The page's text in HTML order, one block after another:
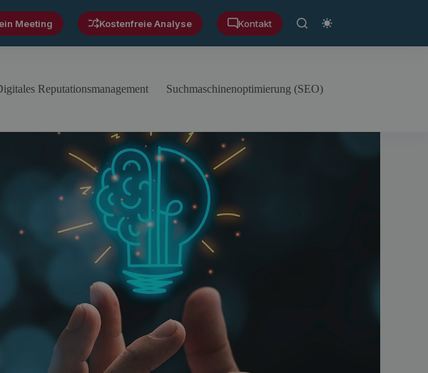
Meeting Kostenfreie Analyse Kontakt
Reputationsmanagement Suchmaschinenoptimierung (SEO)